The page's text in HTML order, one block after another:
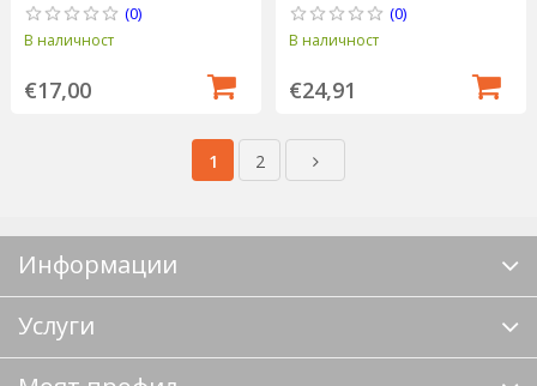
(0)
В наличност
€17,00
(0)
В наличност
€24,91
1 2
Информации
Услуги